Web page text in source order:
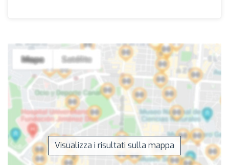
Visualizza i risultati sulla mappa